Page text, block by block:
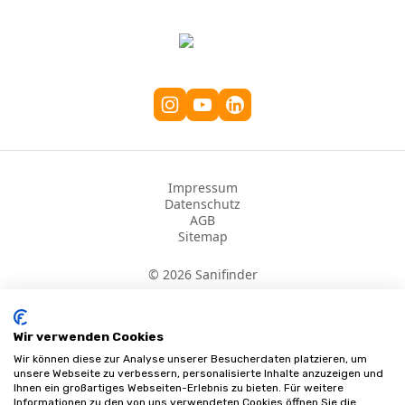
© 2026 Sanifinder
Impressum
Datenschutz
AGB
Sitemap
Wir verwenden Cookies
Wir können diese zur Analyse unserer Besucherdaten platzieren, um
unsere Webseite zu verbessern, personalisierte Inhalte anzuzeigen und
Ihnen ein großartiges Webseiten-Erlebnis zu bieten. Für weitere
Informationen zu den von uns verwendeten Cookies öffnen Sie die